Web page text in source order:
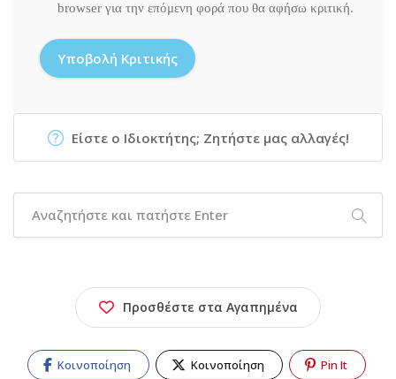
browser για την επόμενη φορά που θα αφήσω κριτική.
Είστε ο Ιδιοκτήτης; Ζητήστε μας αλλαγές!
Προσθέστε στα Αγαπημένα
Κοινοποίηση Κοινοποίηση Pin It